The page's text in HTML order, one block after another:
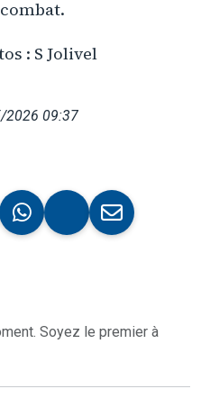
: S Jolivel
2026 09:37
Soyez le premier à